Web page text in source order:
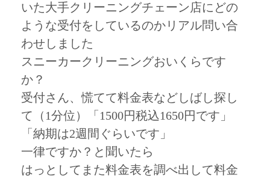
いた大手クリーニングチェーン店にどの
ような受付をしているのかリアル問い合
わせしました
スニーカークリーニングおいくらです
か？
受付さん、慌てて料金表などしばし探し
て（1分位）「1500円税込1650円です」
「納期は2週間ぐらいです」
一律ですか？と聞いたら
はっとしてまた料金表を調べ出して料金